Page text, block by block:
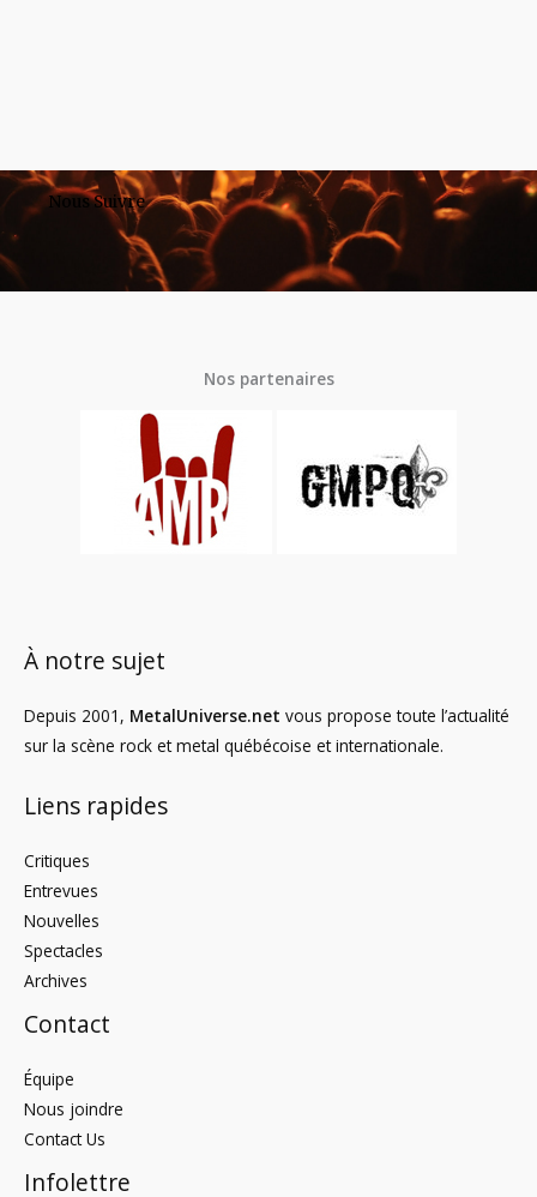
Nous Suivre
Nos partenaires
À notre sujet
Depuis 2001, MetalUniverse.net vous propose toute l’actualité
sur la scène rock et metal québécoise et internationale.
Liens rapides
Critiques
Entrevues
Nouvelles
Spectacles
Archives
Contact
Équipe
Nous joindre
Contact Us
Infolettre